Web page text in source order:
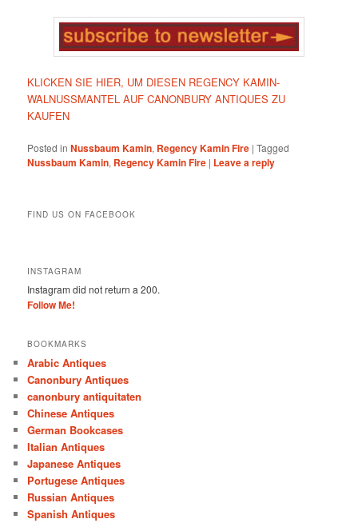
KLICKEN SIE HIER, UM DIESEN REGENCY KAMIN-
WALNUSSMANTEL AUF CANONBURY ANTIQUES ZU
KAUFEN
Posted in Nussbaum Kamin, Regency Kamin Fire |Tagged
Nussbaum Kamin, Regency Kamin Fire | Leave a reply
FIND US ON FACEBOOK
INSTAGRAM
Instagram did not return a 200.
Follow Me!
BOOKMARKS
Arabic Antiques
Canonbury Antiques
canonbury antiquitaten
Chinese Antiques
German Bookcases
Italian Antiques
Japanese Antiques
Portugese Antiques
Russian Antiques
Spanish Antiques